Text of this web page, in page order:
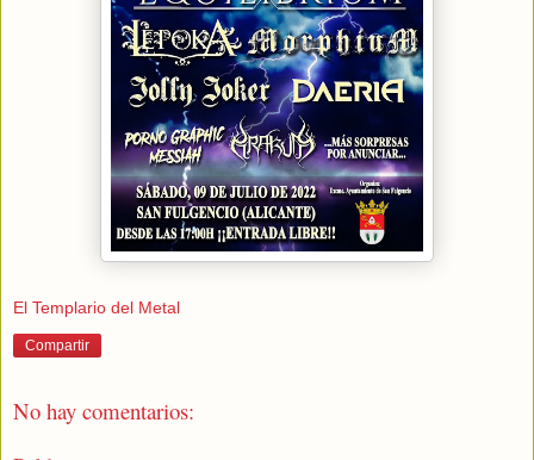
El Templario del Metal
Compartir
No hay comentarios: